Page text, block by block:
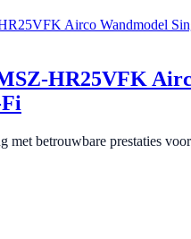
Airco Wandmodel
HR25VFK
met betrouwbare prestaties